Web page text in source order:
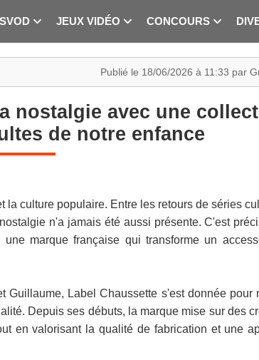
JEUX VIDÉO CONCOURS
Publié le 18/06/2026 à 11:33 par
nostalgie avec une
de notre enfance
la culture populaire. Entre les retours de séries
n'a jamais été aussi présente. C'est
marque française qui transforme un
Label Chaussette s'est donnée pour
Depuis ses débuts, la marque mise sur des
en valorisant la qualité de fabrication et une